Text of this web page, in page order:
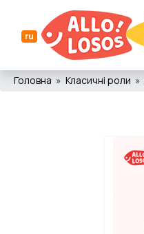
ru
Головна Класичні роли